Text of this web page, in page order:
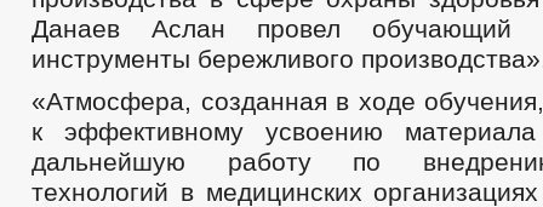
Данаев Аслан провел обучающий
инструменты бережливого
«Атмосфера, созданная в ходе
к эффективному усвоению
дальнейшую работу по
технологий в медицинских